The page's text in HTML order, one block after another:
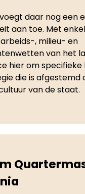
daar nog een
aan toe. Met
, milieu- en
van het
hier om specifieke
die is afgestemd
van de staat.